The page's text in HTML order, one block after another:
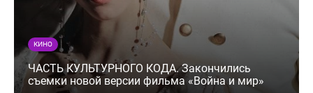
КИНО
ЧАСТЬ КУЛЬТУРНОГО КОДА. Закончились
съемки новой версии фильма «Война и мир»